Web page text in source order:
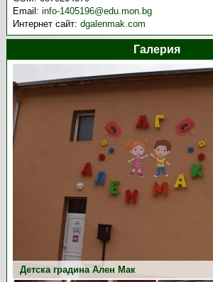
Email:info-1405196@edu.mon.bg
Интернет сайт:dgalenmak.com
Галерия
Детска градина Ален Мак